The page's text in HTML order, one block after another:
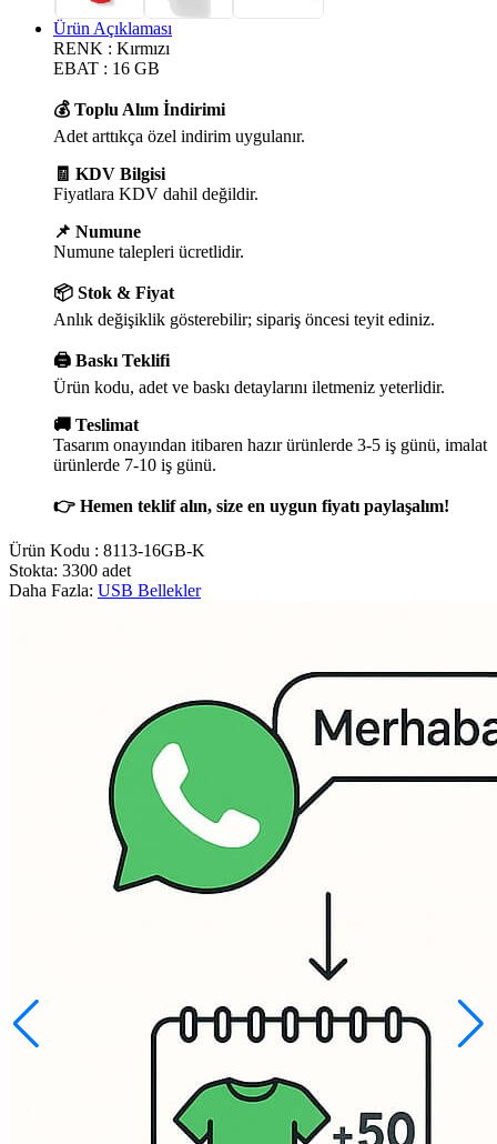
Ürün Açıklaması
RENK : Kırmızı
EBAT : 16 GB
💰 Toplu Alım İndirimi
Adet arttıkça özel indirim uygulanır.
🧾 KDV Bilgisi
Fiyatlara KDV dahil değildir.
📌 Numune
Numune talepleri ücretlidir.
📦 Stok & Fiyat
Anlık değişiklik gösterebilir; sipariş öncesi teyit ediniz.
🖨️ Baskı Teklifi
Ürün kodu, adet ve baskı detaylarını iletmeniz yeterlidir.
🚚 Teslimat
Tasarım onayından itibaren hazır ürünlerde 3-5 iş günü, imalat
ürünlerde 7-10 iş günü.
👉 Hemen teklif alın, size en uygun fiyatı paylaşalım!
Ürün Kodu : 8113-16GB-K
Stokta: 3300 adet
Daha Fazla: USB Bellekler